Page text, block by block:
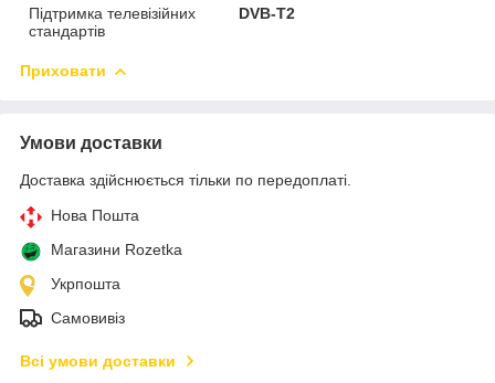
Підтримка телевізійних
стандартів
DVB-T2
Приховати
Умови доставки
Доставка здійснюється тільки по передоплаті.
Нова Пошта
Магазини Rozetka
Укрпошта
Самовивіз
Всі умови доставки